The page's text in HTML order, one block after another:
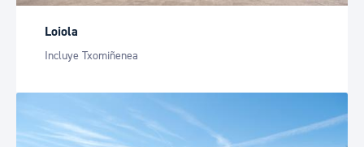
Loiola
Incluye Txomiñenea